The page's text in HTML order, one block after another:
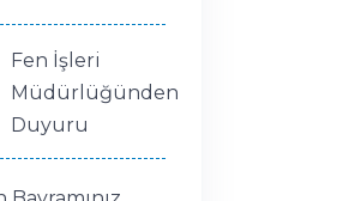
Fen İşleri
Müdürlüğünden
Duyuru